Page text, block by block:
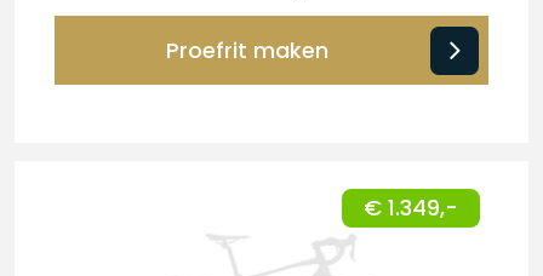
Proefrit maken
€ 1.349,-